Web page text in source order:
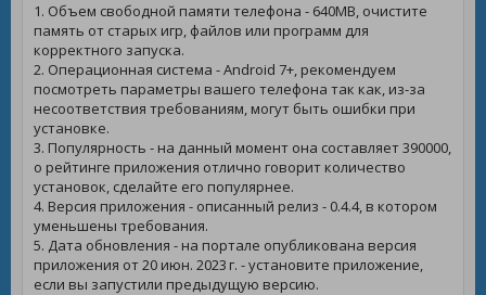
1. Объем свободной памяти телефона - 640MB, очистите
память от старых игр, файлов или программ для
корректного запуска.
2. Операционная система - Android 7+, рекомендуем
посмотреть параметры вашего телефона так как, из-за
несоответствия требованиям, могут быть ошибки при
установке.
3. Популярность - на данный момент она составляет 390000,
о рейтинге приложения отлично говорит количество
установок, сделайте его популярнее.
4. Версия приложения - описанный релиз - 0.4.4, в котором
уменьшены требования.
5. Дата обновления - на портале опубликована версия
приложения от 20 июн. 2023 г. - установите приложение,
если вы запустили предыдущую версию.